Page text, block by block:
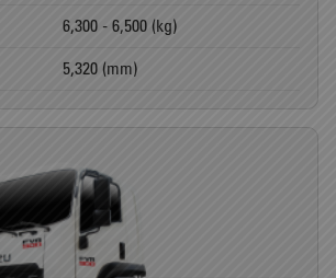
6,300 - 6,500 (kg)
5,320 (mm)